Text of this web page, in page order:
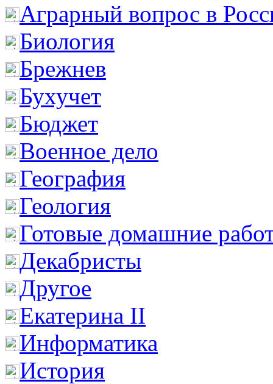
Аграрный вопрос в
Биология
Брежнев
Бухучет
Бюджет
Военное дело
География
Геология
Готовые домашние
Декабристы
Другое
Екатерина II
Информатика
История